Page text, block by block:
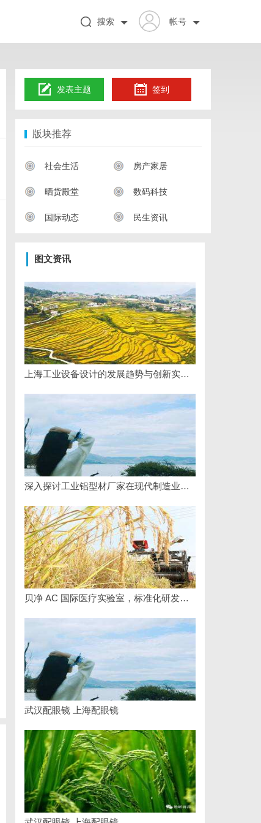
帐号
搜索
发表主题 签到
版块推荐
社会生活 房产家居
晒货殿堂 数码科技
国际动态 民生资讯
图文资讯
上海工业设备设计的发展趋势与创新实践探索
深入探讨工业铝型材厂家在现代制造业中的重要角色与发展趋势
贝净 AC 国际医疗实验室，标准化研发体系全解析
武汉配眼镜 上海配眼镜